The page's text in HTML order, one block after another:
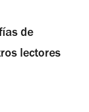
de
lectores